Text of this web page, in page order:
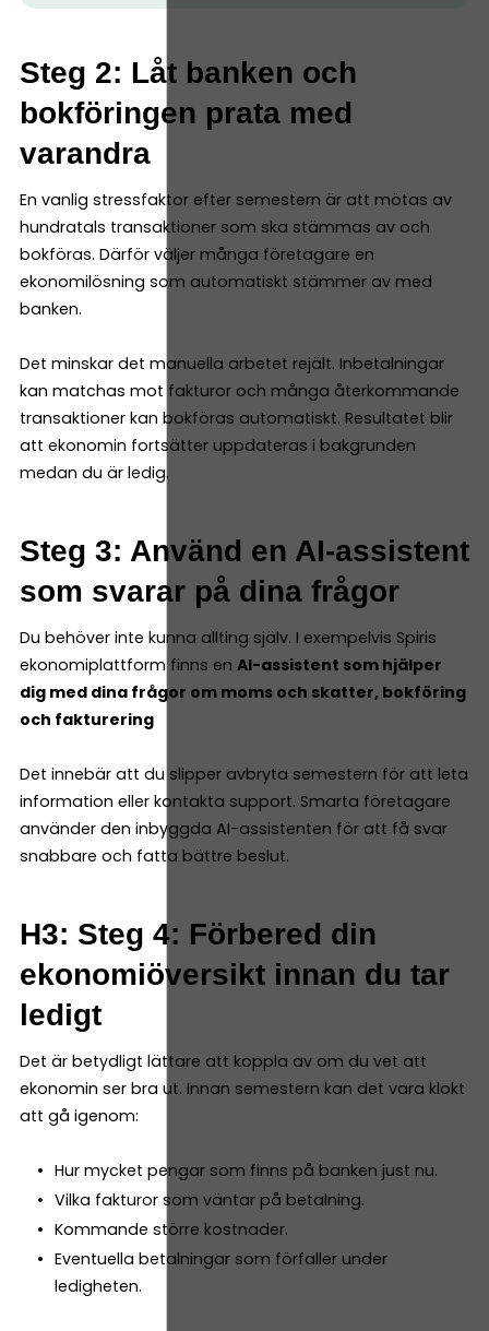
Steg 2: Låt banken och
bokföringen prata med
varandra
En vanlig stressfaktor efter semestern är att mötas av
hundratals transaktioner som ska stämmas av och
bokföras. Därför väljer många företagare en
ekonomilösning som automatiskt stämmer av med
banken.
Det minskar det manuella arbetet rejält. Inbetalningar
kan matchas mot fakturor och många återkommande
transaktioner kan bokföras automatiskt. Resultatet blir
att ekonomin fortsätter uppdateras i bakgrunden
medan du är ledig.
Steg 3: Använd en AI-assistent
som svarar på dina frågor
Du behöver inte kunna allting själv. I exempelvis Spiris
ekonomiplattform finns en AI-assistent som hjälper
dig med dina frågor om moms och skatter, bokföring
och fakturering
Det innebär att du slipper avbryta semestern för att leta
information eller kontakta support. Smarta företagare
använder den inbyggda AI-assistenten för att få svar
snabbare och fatta bättre beslut.
H3: Steg 4: Förbered din
ekonomiöversikt innan du tar
ledigt
Det är betydligt lättare att koppla av om du vet att
ekonomin ser bra ut. Innan semestern kan det vara klokt
att gå igenom:
Hur mycket pengar som finns på banken just nu.
Vilka fakturor som väntar på betalning.
Kommande större kostnader.
Eventuella betalningar som förfaller under
ledigheten.